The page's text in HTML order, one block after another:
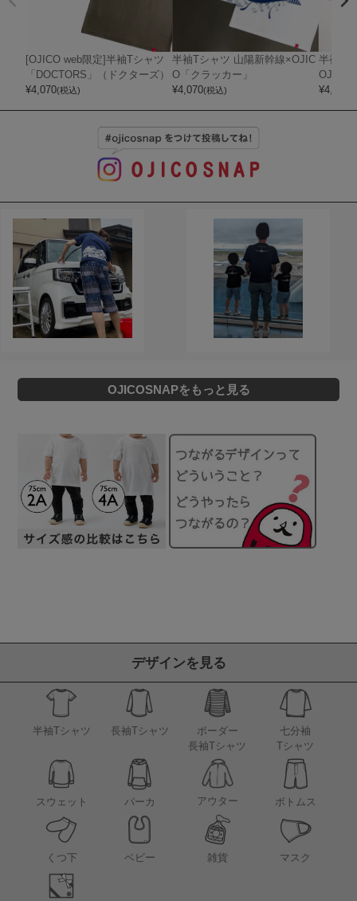
[OJICO web限定]半袖Tシャツ
「DOCTORS」（ドクターズ）
¥4,070(税込)
半袖Tシャツ 山陽新幹線×OJIC
O「クラッカー」
¥4,070(税込)
半袖T
OJICO
¥4,510
OJICOSNAPをもっと見る
デザインを見る
半袖Tシャツ 長袖Tシャツ
ボーダー
長袖Tシャツ
七分袖
Tシャツ
スウェット パーカ アウター ボトムス
くつ下 ベビー 雑貨 マスク